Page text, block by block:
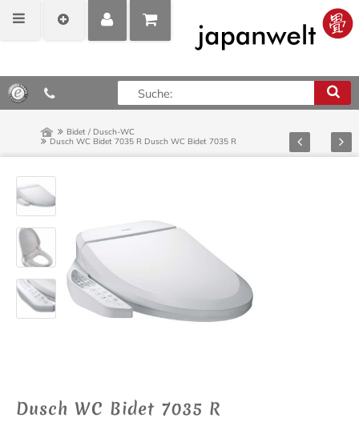
MEIN
POSITIONEN
ANZEIGEN
0,00 €*
Bidet / Dusch-WC
Dusch WC Bidet 7035 R Dusch WC Bidet 7035 R Zurück Vor
Dusch WC Bidet 7035 R